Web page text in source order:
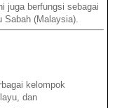
juga berfungsi sebagai
Sabah (Malaysia).
kelompok
dan